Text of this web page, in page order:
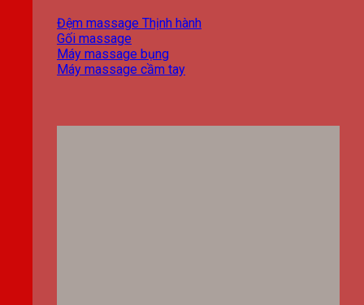
Đệm massage
Gối massage
Máy massage bụng
Máy massage cầm tay